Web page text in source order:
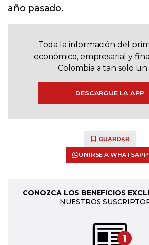
año pasado.
Toda la información del
económico, empresarial y
Colombia a tan solo un
DESCARGUE LA APP
GUARDAR
UNIRSE A WHATSAPP
CONOZCA LOS BENEFICIOS
NUESTROS
1